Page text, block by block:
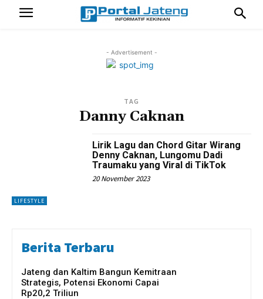
- Advertisement -
TAG
Danny Caknan
LIFESTYLE
Lirik Lagu dan Chord Gitar Wirang
Denny Caknan, Lungomu Dadi
Traumaku yang Viral di TikTok
20 November 2023
Berita Terbaru
Jateng dan Kaltim Bangun Kemitraan
Strategis, Potensi Ekonomi Capai
Rp20,2 Triliun